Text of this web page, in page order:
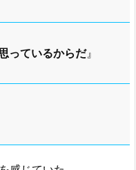
っているからだ』